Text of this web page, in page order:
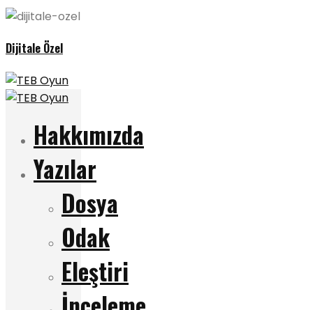
Dijitale Özel
Hakkımızda
Yazılar
Dosya
Odak
Eleştiri